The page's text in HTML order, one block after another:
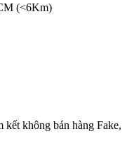
(<6Km)
kết không bán hàng Fake,